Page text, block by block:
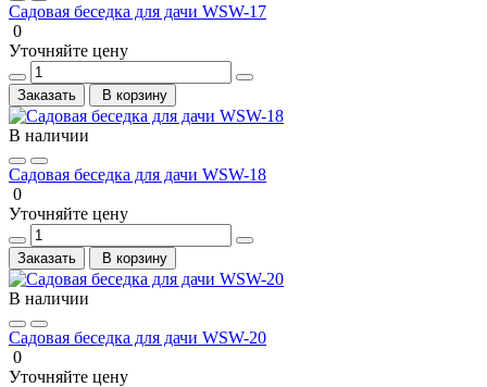
Садовая беседка для дачи WSW-17
0
Уточняйте цену
Заказать В корзину
В наличии
Садовая беседка для дачи WSW-18
0
Уточняйте цену
Заказать В корзину
В наличии
Садовая беседка для дачи WSW-20
0
Уточняйте цену